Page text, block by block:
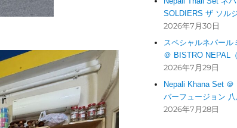
SOLDIERS ザ ソル
2026年7月30日
スペシャルネパール
＠ BISTRO NEPAL
2026年7月29日
Nepali Khana Set
バーフュージョン 八
2026年7月28日